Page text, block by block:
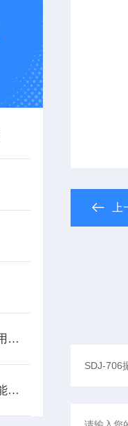
转速校验台的使用优势及应用有哪些
工业旋转设备安全护航：智能转速监测仪技术现状与应用优化研究